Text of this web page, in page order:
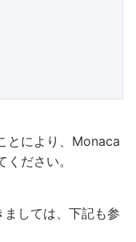
とにより、Monaca
ださい。
しては、下記も参